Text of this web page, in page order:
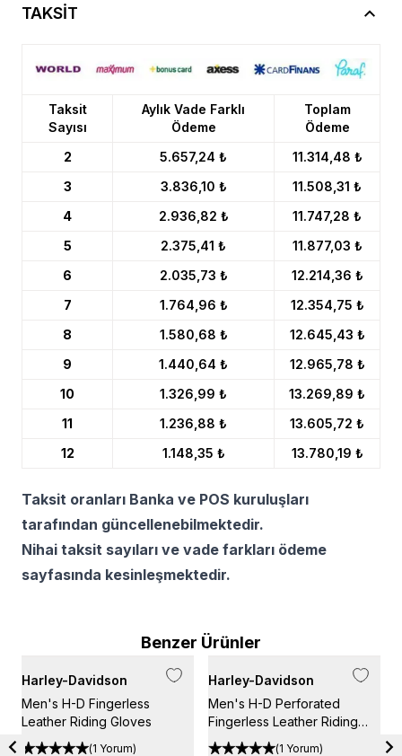
TAKSİT
Taksit
Sayısı
Aylık Vade Farklı
Ödeme
Toplam
Ödeme
2
5.657,24 ₺
11.314,48 ₺
3
3.836,10 ₺
11.508,31 ₺
4
2.936,82 ₺
11.747,28 ₺
5
2.375,41 ₺
11.877,03 ₺
6
2.035,73 ₺
12.214,36 ₺
7
1.764,96 ₺
12.354,75 ₺
8
1.580,68 ₺
12.645,43 ₺
9
1.440,64 ₺
12.965,78 ₺
10
1.326,99 ₺
13.269,89 ₺
11
1.236,88 ₺
13.605,72 ₺
12
1.148,35 ₺ 13.780,19 ₺
Taksit oranları Banka ve POS kuruluşları
tarafından güncellenebilmektedir.
Nihai taksit sayıları ve vade farkları ödeme
sayfasında kesinleşmektedir.
Benzer Ürünler
Harley-Davidson
Men's H-D Fingerless
Leather Riding Gloves
(1 Yorum)
Harley-Davidson
Men's H-D Perforated
Fingerless Leather Riding
Gloves
(1 Yorum)